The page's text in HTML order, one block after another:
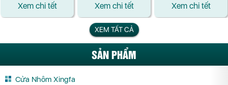
Xem chi tết
Xem chi tết
Xem chi tết
XEM TẤT CẢ
SẢN PHẨM
Cửa Nhôm Xingfa